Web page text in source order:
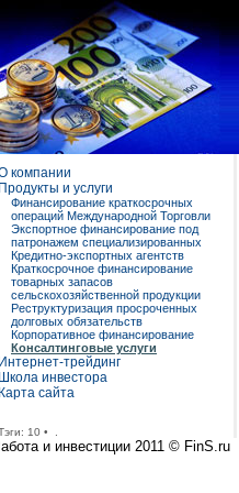
компании
Продукты и услуги
Финансирование краткосрочных
операций Международной Торговли
Экспортное финансирование под
патронажем специализированных
Кредитно-экспортных агентств
Краткосрочное финансирование
товарных запасов
сельскохозяйственной продукции
Реструктуризация просроченных
долговых обязательств
Корпоративное финансирование
Консалтинговые услуги
Интернет-трейдинг
Школа инвестора
Карта сайта
10 •
и инвестиции 2011 © FinS.ru